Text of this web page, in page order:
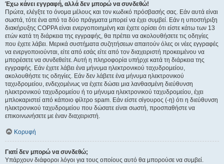
Έχω κάνει εγγραφή, αλλά δεν μπορώ να συνδεθώ!
Πρώτα, ελέγξτε το όνομα μέλους και τον κωδικό πρόσβασής σας. Εάν αυτά είναι
σωστά, τότε ένα από τα δύο πράγματα μπορεί να έχει συμβεί. Εάν η υποστήριξη
διακήρυξης COPPA είναι ενεργοποιημένη και έχετε ορίσει ότι είστε κάτω των 13
ετών κατά τη διάρκεια της εγγραφής, θα πρέπει να ακολουθήσετε τις οδηγίες
που έχετε λάβει. Μερικά συστήματα συζητήσεων απαιτούν όλες οι νέες εγγραφές
να ενεργοποιούνται, είτε από εσάς είτε από τον διαχειριστή προκειμένου να
μπορέσετε να συνδεθείτε. Αυτή η πληροφορία υπήρχε κατά τη διάρκεια της
εγγραφής. Εάν έχετε λάβει ένα μήνυμα ηλεκτρονικού ταχυδρομείου,
ακολουθήστε τις οδηγίες. Εάν δεν λάβετε ένα μήνυμα ηλεκτρονικού
ταχυδρομείου, ενδεχομένως να έχετε δώσει μια λανθασμένη διεύθυνση
ηλεκτρονικού ταχυδρομείου ή το μήνυμα ηλεκτρονικού ταχυδρομείου, έχει
μπλοκαριστεί από κάποιο φίλτρο spam. Εάν είστε σίγουρος (-η) ότι η διεύθυνση
ηλεκτρονικού ταχυδρομείου που δώσατε είναι σωστή, προσπαθήστε να
επικοινωνήσετε με έναν διαχειριστή.
Κορυφή
Γιατί δεν μπορώ να συνδεθώ;
Υπάρχουν διάφοροι λόγοι για τους οποίους αυτό θα μπορούσε να συμβεί.